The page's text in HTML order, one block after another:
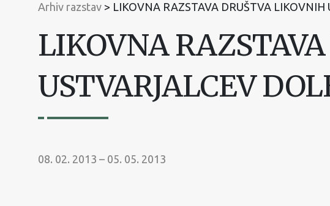
Arhiv razstav > LIKOVNA RAZSTAVA DRUŠTVA LIKOVNIH
LIKOVNA
USTVARJALCEV
08. 02. 2013 – 05. 05. 2013